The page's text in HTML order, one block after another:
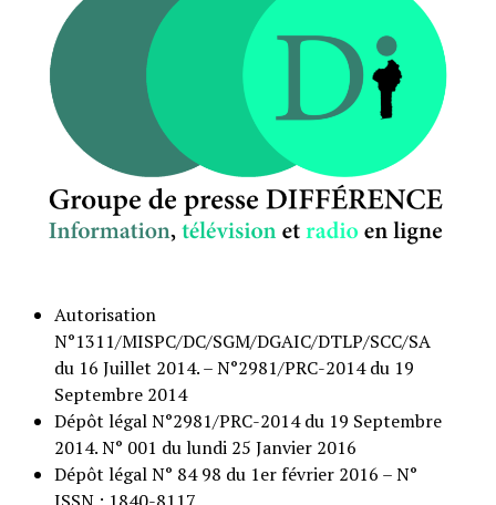
Autorisation
N°1311/MISPC/DC/SGM/DGAIC/DTLP/SCC/SA
du 16 Juillet 2014. – N°2981/PRC-2014 du 19
Septembre 2014
Dépôt légal N°2981/PRC-2014 du 19 Septembre
2014. N° 001 du lundi 25 Janvier 2016
Dépôt légal N° 84 98 du 1er février 2016 – N°